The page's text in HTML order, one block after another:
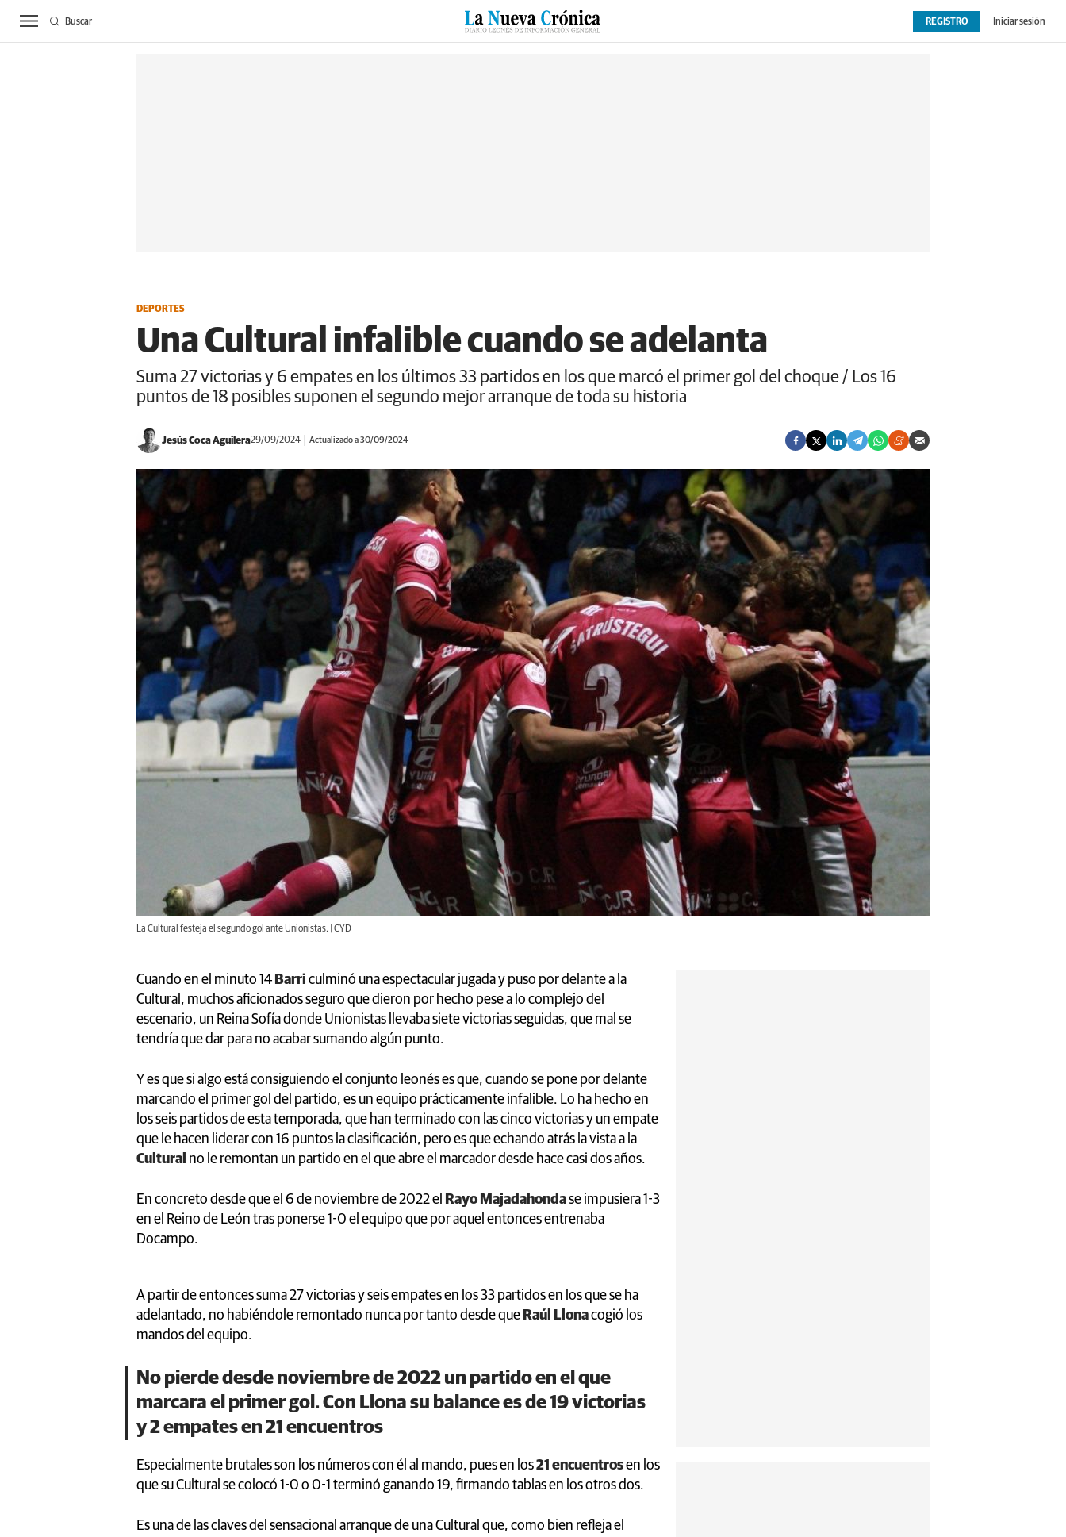
ACTUALIDAD BIERZO SUCESOS CULTURAS ESPECIALES DEPORTES OPINIÓN EXTRAS
REGISTRO Iniciar sesión
Buscar
DEPORTES
Una Cultural infalible cuando se adelanta
Suma 27 victorias y 6 empates en los últimos 33 partidos en los que marcó el primer gol del choque / Los 16
puntos de 18 posibles suponen el segundo mejor arranque de toda su historia
Jesús Coca Aguilera29/09/2024 Actualizado a 30/09/2024
La Cultural festeja el segundo gol ante Unionistas. | CYD
Cuando en el minuto 14 Barri culminó una espectacular jugada y puso por delante a la
Cultural, muchos aficionados seguro que dieron por hecho pese a lo complejo del
escenario, un Reina Sofía donde Unionistas llevaba siete victorias seguidas, que mal se
tendría que dar para no acabar sumando algún punto.
Y es que si algo está consiguiendo el conjunto leonés es que, cuando se pone por delante
marcando el primer gol del partido, es un equipo prácticamente infalible. Lo ha hecho en
los seis partidos de esta temporada, que han terminado con las cinco victorias y un empate
que le hacen liderar con 16 puntos la clasificación, pero es que echando atrás la vista a la
Cultural no le remontan un partido en el que abre el marcador desde hace casi dos años.
En concreto desde que el 6 de noviembre de 2022 el Rayo Majadahondase impusiera 1-3
en el Reino de León tras ponerse 1-0 el equipo que por aquel entonces entrenaba
Docampo.
A partir de entonces suma 27 victorias y seis empates en los 33 partidos en los que se ha
adelantado, no habiéndole remontado nunca por tanto desde que Raúl Llonacogió los
mandos del equipo.
No pierde desde noviembre de 2022 un partido en el que
marcara el primer gol. Con Llona su balance es de 19 victorias
y 2 empates en 21 encuentros
Especialmente brutales son los números con él al mando, pues en los21 encuentrosen los
que su Cultural se colocó 1-0 o 0-1 terminó ganando 19, firmando tablas en los otros dos.
Es una de las claves del sensacional arranque de una Cultural que, como bien refleja el